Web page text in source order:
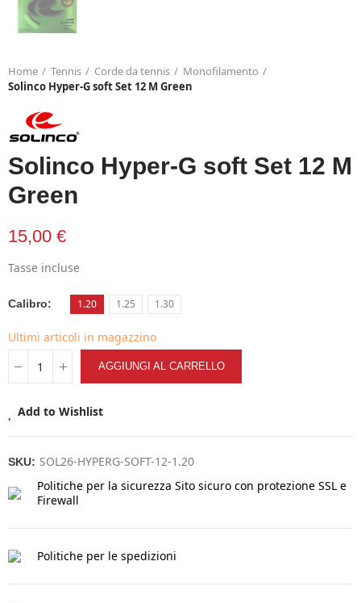
Home Tennis Corde da tennis
Monofilamento
Solinco Hyper-G soft Set 12 M Green
Solinco Hyper-G soft Set 12 M
Green
15,00 €
Tasse incluse
Calibro 1.20 1.25 1.30
Ultimi articoli in magazzino
AGGIUNGI AL CARRELLO
Add to Wishlist
SKU: SOL26-HYPERG-SOFT-12-1.20
Politiche per la sicurezza Sito sicuro con protezione SSL e
Firewall
Politiche per le spedizioni